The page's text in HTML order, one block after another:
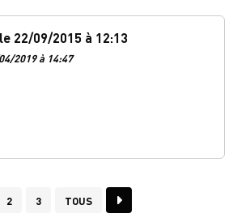
le 22/09/2015 à 12:13
2019 à 14:47
2 3 TOUS